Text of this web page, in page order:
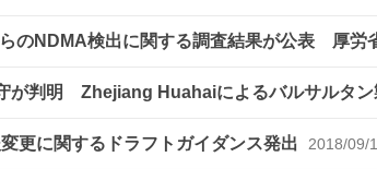
のNDMA検出に関する調査結果が公表 厚労
が判明 Zhejiang Huahaiによるバルサルタン
更に関するドラフトガイダンス発出 2018/09/